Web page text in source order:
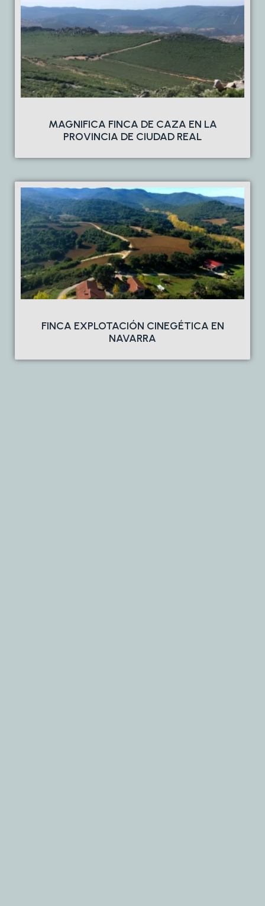
MAGNIFICA FINCA DE CAZA EN LA
PROVINCIA DE CIUDAD REAL
FINCA EXPLOTACIÓN CINEGÉTICA EN
NAVARRA